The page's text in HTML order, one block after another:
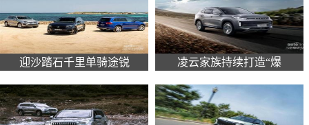
迎沙踏石千里单骑途锐 凌云家族持续打造“爆